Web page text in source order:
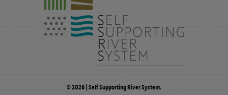
© 2026 | Self Supporting River System.